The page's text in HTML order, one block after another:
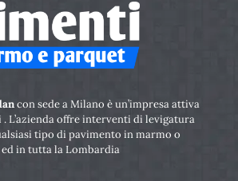
con sede a Milano è un’impresa attiva
. L’azienda offre interventi di levigatura
tipo di pavimento in marmo o
in tutta la Lombardia